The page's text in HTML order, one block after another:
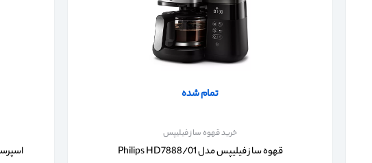
تمام شده
خرید قهوه ساز فیلیپس
قهوه ساز فیلیپس مدل Philips HD7888/01